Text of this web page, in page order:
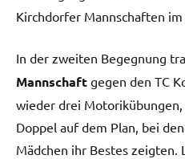
Kirchdorfer Mannschaften im
In der zweiten Begegnung
Mannschaft gegen den TC
wieder drei
Doppel auf dem Plan, bei
Mädchen ihr Bestes zeigten.